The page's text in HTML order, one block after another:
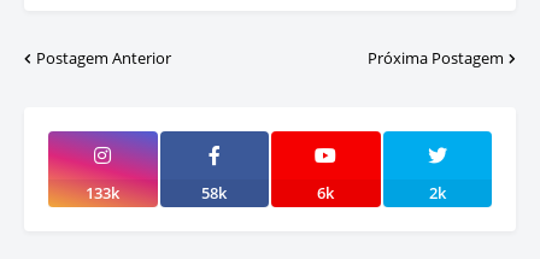
Postagem Anterior Próxima Postagem
133k 58k 6k 2k